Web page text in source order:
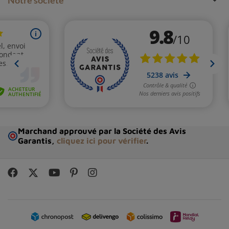
la pierre semi-précieuse par malchance.
En minéralogistes passionnés, les Romains auraient
immédiatement reconnu la rare beauté du minéral Blue
John et l'auraient transformé en bijoux et ornements. Il
existe également des rapports indiquant que deux vases
sa valeur ornementale.
pierre précieuse semi-précieuse était très appréciée
trouvant que dans les maisons de la classe supérieure
Marchand approuvé par la Société des Avis
Garantis, cliquez ici pour vérifier.